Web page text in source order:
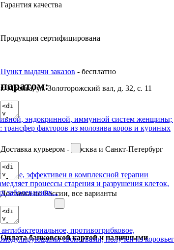
Гарантия качества
Продукция сертифицирована
Пункт выдачи заказов - бесплатно
г. Москва, ул. Золоторожский вал, д. 32, с. 11
Доставка курьером - Москва и Санкт-Петербург
Доставка по России, все варианты
Оплата банковской картой и наличными